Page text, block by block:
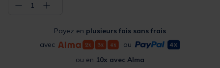
− 1 +
Payez en plusieurs fois sans frais
avec
ou
ou en 10x avec Alma